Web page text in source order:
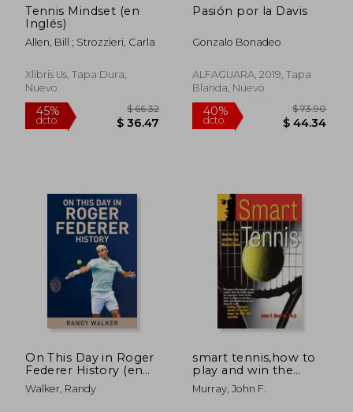
45%
dcto.
Tennis Mindset (en
Inglés)
Allen, Bill ; Strozzieri, Carla
Xlibris Us, Tapa Dura,
Nuevo
Pasión por la Davis
Gonzalo Bonadeo
ALFAGUARA, 2019, Tapa
Blanda, Nuevo
On This Day in Roger
Federer History (en
Inglés)
Walker, Randy
smart tennis,how to
play and win the
mental game (en
Inglés)
Murray, John F.